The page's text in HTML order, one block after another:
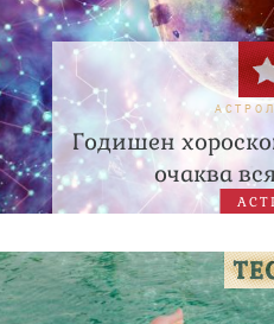
Годишен
очаква